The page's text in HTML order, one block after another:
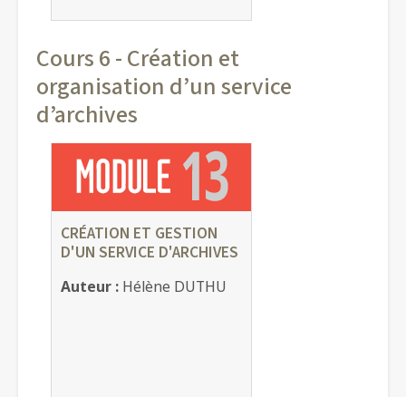
Cours 6 - Création et
organisation d’un service
d’archives
CRÉATION ET GESTION
D'UN SERVICE D'ARCHIVES
Auteur : Hélène DUTHU